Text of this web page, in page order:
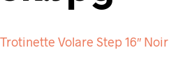
Trotinette Volare Step 16″ Noir